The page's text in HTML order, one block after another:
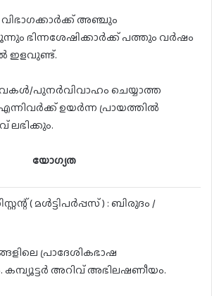
അഞ്ചും
ഭിന്നശേഷിക്കാർക്ക് പത്തും വർഷം
ഇളവുണ്ട്.
പുനർവിവാഹം ചെയ്യാത്ത
ഉയർന്ന പ്രായത്തിൽ
യോഗ്യത
( മൾട്ടിപർപ്പസ് ) : ബിരുദം /
പ്രാദേശികഭാഷ
കമ്പ്യൂട്ടർ അറിവ് അഭിലഷണീയം.